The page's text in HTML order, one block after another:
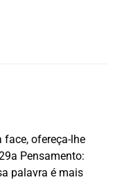
face, ofereça-lhe
Pensamento:
palavra é mais